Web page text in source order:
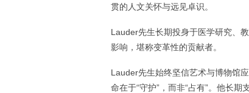
贯的人文关怀与远见卓识。
Lauder先生长期投身于医学研究、
影响，堪称变革性的贡献者。
Lauder先生始终坚信艺术与博物馆
命在于“守护”，而非“占有”。他长